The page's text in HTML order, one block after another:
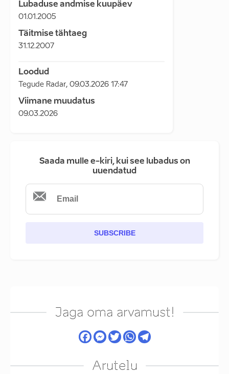
Lubaduse andmise kuupäev
01.01.2005
Täitmise tähtaeg
31.12.2007
Loodud
Tegude Radar, 09.03.2026 17:47
Viimane muudatus
09.03.2026
Saada mulle e-kiri, kui see lubadus on
uuendatud
SUBSCRIBE
Jaga oma arvamust!
Arutelu